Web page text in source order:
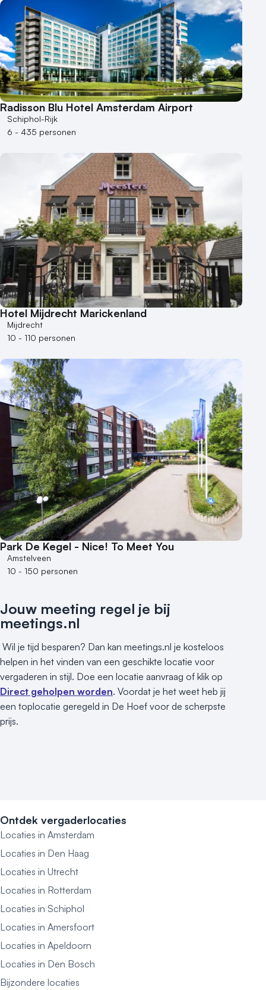
Radisson Blu Hotel Amsterdam Airport
Schiphol-Rijk
6 - 435 personen
Hotel Mijdrecht Marickenland
Mijdrecht
10 - 110 personen
Park De Kegel - Nice! To Meet You
Amstelveen
10 - 150 personen
Jouw meeting regel je bij
meetings.nl
Wil je tijd besparen? Dan kan meetings.nl je kosteloos
helpen in het vinden van een geschikte locatie voor
vergaderen in stijl. Doe een locatie aanvraag of klik op
Direct geholpen worden. Voordat je het weet heb jij
een toplocatie geregeld in De Hoef voor de scherpste
prijs.
Ontdek vergaderlocaties
Locaties in Amsterdam
Locaties in Den Haag
Locaties in Utrecht
Locaties in Rotterdam
Locaties in Schiphol
Locaties in Amersfoort
Locaties in Apeldoorn
Locaties in Den Bosch
Bijzondere locaties